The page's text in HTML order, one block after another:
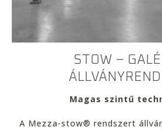
STOW –
Magas szintű
A Mezza-stow® rendszert